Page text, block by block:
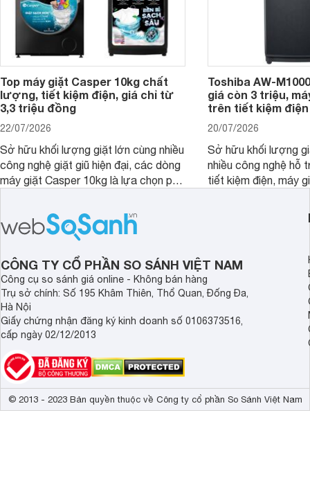
Top máy giặt Casper 10kg chất
lượng, tiết kiệm điện, giá chỉ từ
3,3 triệu đồng
22/07/2026
Sở hữu khối lượng giặt lớn cùng nhiều
công nghệ giặt giũ hiện đại, các dòng
máy giặt Casper 10kg là lựa chọn phù
Toshiba AW-
giá còn 3 triệu,
trên tiết kiệm
20/07/2026
Sở hữu khối lượng
nhiều công nghệ hỗ
tiết kiệm điện, máy
nhắc cho các gia
bán hiện đã giảm
CÔNG TY CỔ PHẦN SO SÁNH VIỆT NAM
Công cụ so sánh giá online - Không bán hàng
Trụ sở chính: Số 195 Khâm Thiên, Thổ Quan, Đống Đa,
Hà Nội
Giấy chứng nhận đăng ký kinh doanh số 0106373516,
cấp ngày 02/12/2013
© 2013 - 2023 Bản quyền thuộc về Công ty cổ phần So Sánh Việt Nam